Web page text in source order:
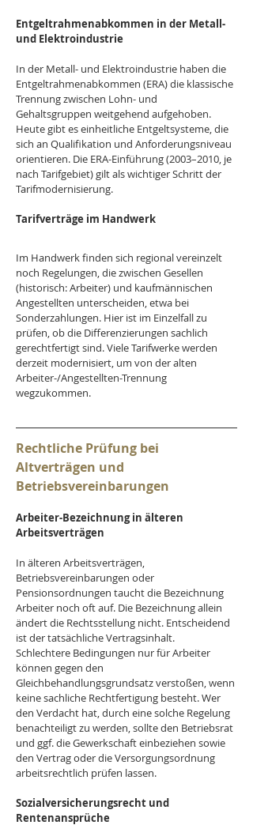
Entgeltrahmenabkommen in der Metall-
und Elektroindustrie
In der Metall- und Elektroindustrie haben die
Entgeltrahmenabkommen (ERA) die klassische
Trennung zwischen Lohn- und
Gehaltsgruppen weitgehend aufgehoben.
Heute gibt es einheitliche Entgeltsysteme, die
sich an Qualifikation und Anforderungsniveau
orientieren. Die ERA-Einführung (2003–2010, je
nach Tarifgebiet) gilt als wichtiger Schritt der
Tarifmodernisierung.
Tarifverträge im Handwerk
Im Handwerk finden sich regional vereinzelt
noch Regelungen, die zwischen Gesellen
(historisch: Arbeiter) und kaufmännischen
Angestellten unterscheiden, etwa bei
Sonderzahlungen. Hier ist im Einzelfall zu
prüfen, ob die Differenzierungen sachlich
gerechtfertigt sind. Viele Tarifwerke werden
derzeit modernisiert, um von der alten
Arbeiter-/Angestellten-Trennung
wegzukommen.
Rechtliche Prüfung bei
Altverträgen und
Betriebsvereinbarungen
Arbeiter-Bezeichnung in älteren
Arbeitsverträgen
In älteren Arbeitsverträgen,
Betriebsvereinbarungen oder
Pensionsordnungen taucht die Bezeichnung
Arbeiter noch oft auf. Die Bezeichnung allein
ändert die Rechtsstellung nicht. Entscheidend
ist der tatsächliche Vertragsinhalt.
Schlechtere Bedingungen nur für Arbeiter
können gegen den
Gleichbehandlungsgrundsatz verstoßen, wenn
keine sachliche Rechtfertigung besteht. Wer
den Verdacht hat, durch eine solche Regelung
benachteiligt zu werden, sollte den Betriebsrat
und ggf. die Gewerkschaft einbeziehen sowie
den Vertrag oder die Versorgungsordnung
arbeitsrechtlich prüfen lassen.
Sozialversicherungsrecht und
Rentenansprüche